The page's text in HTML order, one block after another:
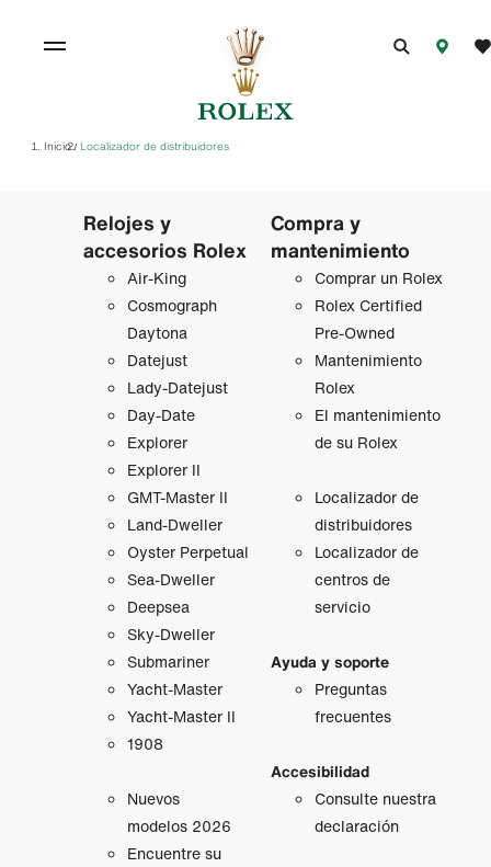
Inicio/ Localizador de distribuidores
Relojes y
accesorios Rolex
Air‑King
Cosmograph
Daytona
Datejust
Lady‑Datejust
Day-Date
Explorer
Explorer II
GMT‑Master II
Land-Dweller
Oyster Perpetual
Sea-Dweller
Deepsea
Sky-Dweller
Submariner
Yacht-Master
Yacht-Master II
1908
Nuevos
modelos 2026
Encuentre su
Compra y
mantenimiento
Comprar un Rolex
Rolex Certified
Pre-Owned
Mantenimiento
Rolex
El mantenimiento
de su Rolex
Localizador de
distribuidores
Localizador de
centros de
servicio
Ayuda y soporte
Preguntas
frecuentes
Accesibilidad
Consulte nuestra
declaración